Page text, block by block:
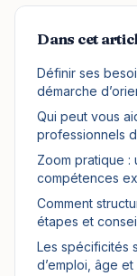
Dans cet
Définir ses
démarche
Qui peut vous
professionnels
Zoom pratique :
compétences
Comment
étapes et
Les spécificités
d’emploi, âge